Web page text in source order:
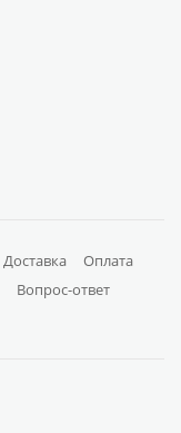
Доставка
Оплата
Вопрос-ответ